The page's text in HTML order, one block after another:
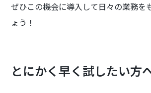
ぜひこの機会に導入して日々の業務を
ょう！
とにかく早く試したい方